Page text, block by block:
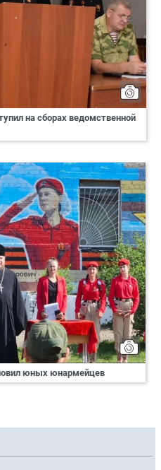
на сборах ведомственной
юных юнармейцев